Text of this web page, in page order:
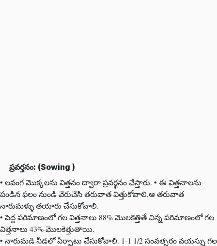
ప్రవర్తనం: (Sowing )
• లవంగ మొక్కలను విత్తనం ద్వారా ప్రవర్థనం చేస్తారు. • ఈ విత్తనాలను
పండిన ఫలం నుండి వేరుచేసి తరువాత విత్తుకోవాలి,ఆ తరువాత
నారుమళ్ళు తయారు చేసుకోవాలి.
• పెద్ద పరిమాణంలో గల విత్తనాలు 88% మొలకెత్తితే చిన్న పరిమాణంలో గల
విత్తనాలు 43% మొలకెత్తుతాయి.
• నారుమడి నీడలో ఏర్పాటు చేసుకోవాలి. 1-1 1/2 సంవత్సరం వయస్సు గల